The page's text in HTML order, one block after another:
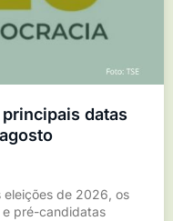
datas
eleições de 2026, os
pré-candidatas